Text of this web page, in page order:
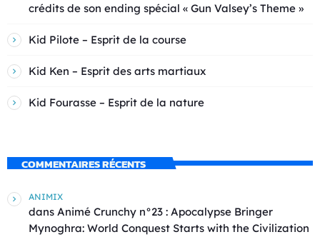
crédits de son ending spécial « Gun Valsey’s Theme »
Kid Pilote – Esprit de la course
Kid Ken – Esprit des arts martiaux
Kid Fourasse – Esprit de la nature
COMMENTAIRES RÉCENTS
ANIMIX
dans Animé Crunchy n°23 : Apocalypse Bringer
Mynoghra: World Conquest Starts with the Civilization